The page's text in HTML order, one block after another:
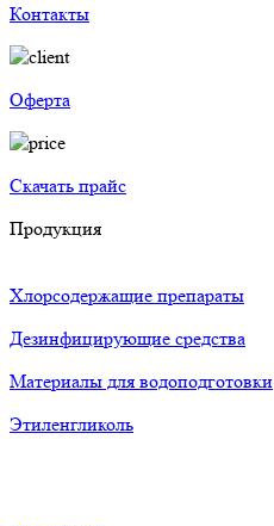
Контакты
Оферта
Скачать прайс
Продукция
Хлорсодержащие препараты
Дезинфицирующие средства
Материалы для водоподготовки
Этиленгликоль